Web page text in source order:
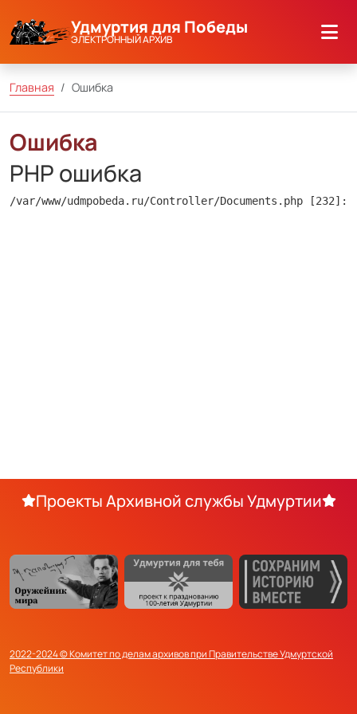
Удмуртия для Победы
ЭЛЕКТРОННЫЙ АРХИВ
Главная Ошибка
Ошибка
PHP ошибка
/var/www/udmpobeda.ru/Controller/Documents.php
Проекты Архивной службы Удмуртии
2022-2024 © Комитет по делам архивов при Правительстве Удмуртской
Республики